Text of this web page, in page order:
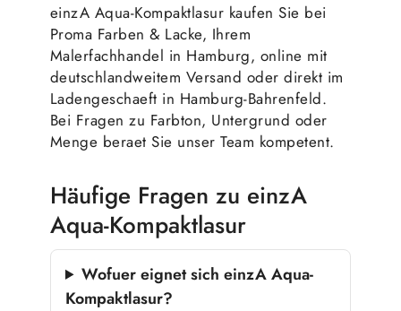
einzA Aqua-Kompaktlasur kaufen Sie bei
Proma Farben & Lacke, Ihrem
Malerfachhandel in Hamburg, online mit
deutschlandweitem Versand oder direkt im
Ladengeschaeft in Hamburg-Bahrenfeld.
Bei Fragen zu Farbton, Untergrund oder
Menge beraet Sie unser Team kompetent.
Häufige Fragen zu einzA
Aqua-Kompaktlasur
Wofuer eignet sich einzA Aqua-
Kompaktlasur?